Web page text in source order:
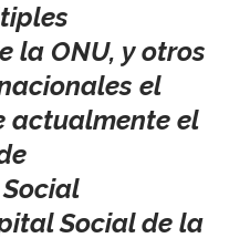
la ONU, y otros
el
actualmente el
Social de la